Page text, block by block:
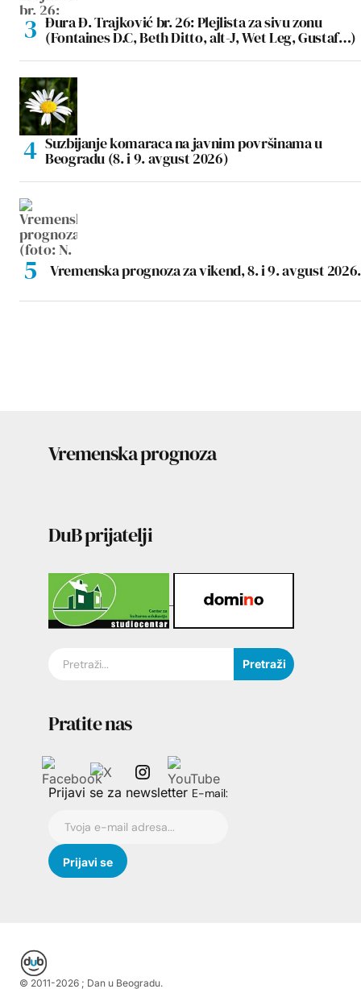
Đura Đ. Trajković br. 26: Plejlista za sivu zonu
(Fontaines D.C, Beth Ditto, alt-J, Wet Leg, Gustaf…)
Suzbijanje komaraca na javnim površinama u
Beogradu (8. i 9. avgust 2026)
Vremenska prognoza za vikend, 8. i 9. avgust 2026.
Vremenska prognoza
DuB prijatelji
Pretraži
Pratite nas
Prijavi se za newsletter E-mail:
© 2011-2026 ; Dan u Beogradu.